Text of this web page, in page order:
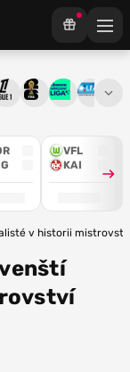
VFL
KAI
A
Ligue 1Mistrovství světa
Chance3. ČFL
v historii